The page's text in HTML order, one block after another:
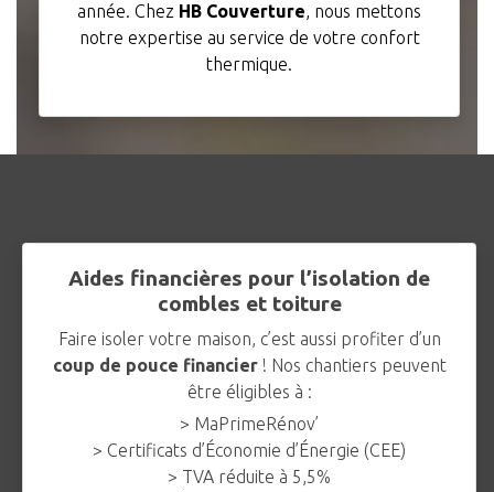
année. Chez HB Couverture, nous mettons
notre expertise au service de votre confort
thermique.
Aides financières pour l’isolation de
combles et toiture
Faire isoler votre maison, c’est aussi profiter d’un
coup de pouce financier! Nos chantiers peuvent
être éligibles à :
> MaPrimeRénov’
> Certificats d’Économie d’Énergie (CEE)
> TVA réduite à 5,5%